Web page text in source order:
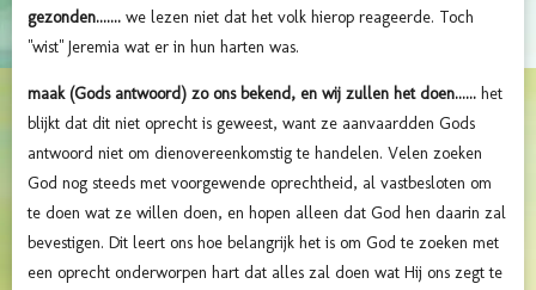
gezonden....... we lezen niet dat het volk hierop reageerde. Toch
"wist" Jeremia wat er in hun harten was.
maak (Gods antwoord) zo ons bekend, en wij zullen het doen...... het
blijkt dat dit niet oprecht is geweest, want ze aanvaardden Gods
antwoord niet om dienovereenkomstig te handelen. Velen zoeken
God nog steeds met voorgewende oprechtheid, al vastbesloten om
te doen wat ze willen doen, en hopen alleen dat God hen daarin zal
bevestigen. Dit leert ons hoe belangrijk het is om God te zoeken met
een oprecht onderworpen hart dat alles zal doen wat Hij ons zegt te